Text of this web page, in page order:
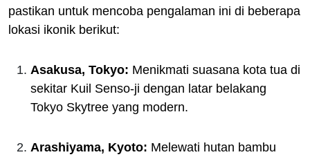
pastikan untuk mencoba pengalaman ini di beberapa
lokasi ikonik berikut:
Asakusa, Tokyo: Menikmati suasana kota tua di
sekitar Kuil Senso-ji dengan latar belakang
Tokyo Skytree yang modern.
Arashiyama, Kyoto: Melewati hutan bambu